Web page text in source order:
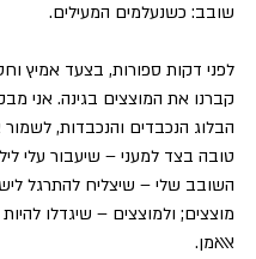
שובב: כשנעלמים המעילים.
לפני דקות ספורות, בצעד אמיץ
קברנו את המוצצים בגינה. אני
הבלוג הנכבדים והנכבדות,
טובה בצד למעני – שיעבור עלי
השובב שלי – שיצליח להתרגל
מוצצים; ולמוצצים – שיגדלו
אאאמן.